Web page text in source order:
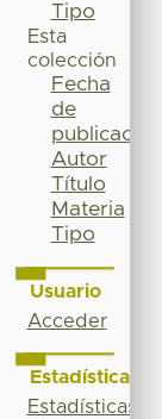
Tipo
Esta
colección
Fecha
de
publicación
Autor
Título
Materia
Tipo
Usuario
Acceder
Estadísticas
Estadísticas